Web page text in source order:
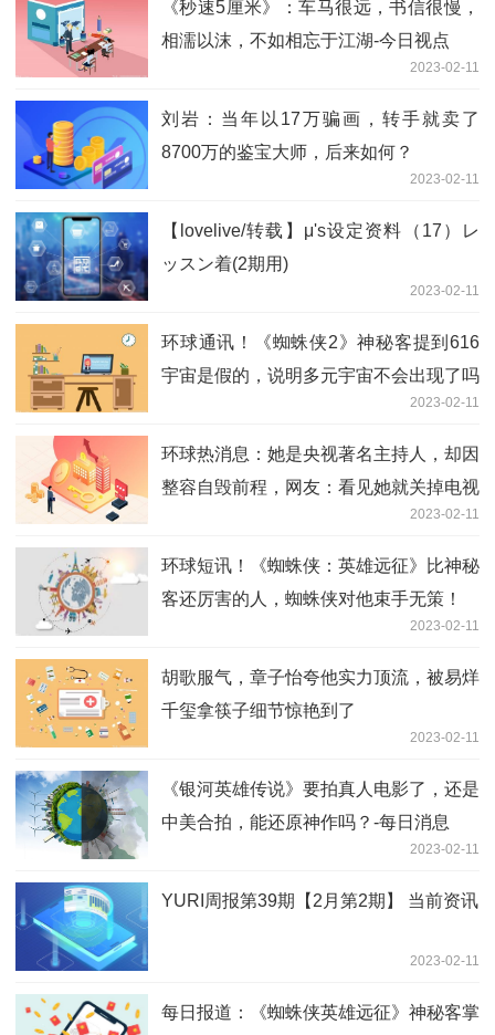
《秒速5厘米》：车马很远，书信很慢，
相濡以沫，不如相忘于江湖-今日视点
2023-02-11
刘岩：当年以17万骗画，转手就卖了
8700万的鉴宝大师，后来如何？
2023-02-11
【lovelive/转载】μ's设定资料（17）レ
ッスン着(2期用)
2023-02-11
环球通讯！《蜘蛛侠2》神秘客提到616
宇宙是假的，说明多元宇宙不会出现了吗
2023-02-11
环球热消息：她是央视著名主持人，却因
整容自毁前程，网友：看见她就关掉电视
2023-02-11
环球短讯！《蜘蛛侠：英雄远征》比神秘
客还厉害的人，蜘蛛侠对他束手无策！
2023-02-11
胡歌服气，章子怡夸他实力顶流，被易烊
千玺拿筷子细节惊艳到了
2023-02-11
《银河英雄传说》要拍真人电影了，还是
中美合拍，能还原神作吗？-每日消息
2023-02-11
YURI周报第39期【2月第2期】 当前资讯
2023-02-11
每日报道：《蜘蛛侠英雄远征》神秘客掌